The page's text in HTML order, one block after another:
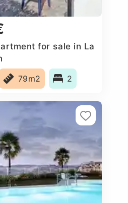
for sale in La
79m2 2